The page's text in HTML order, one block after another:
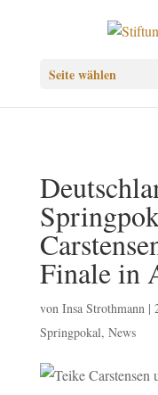
Seite wählen
Finale in
von Insa Strothmann|
Springpokal, News